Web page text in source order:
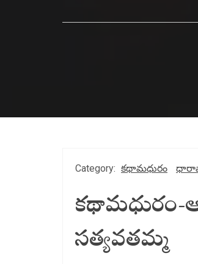
Category: కథామధురం
కథామధురం-
సత్యవతమ్మ